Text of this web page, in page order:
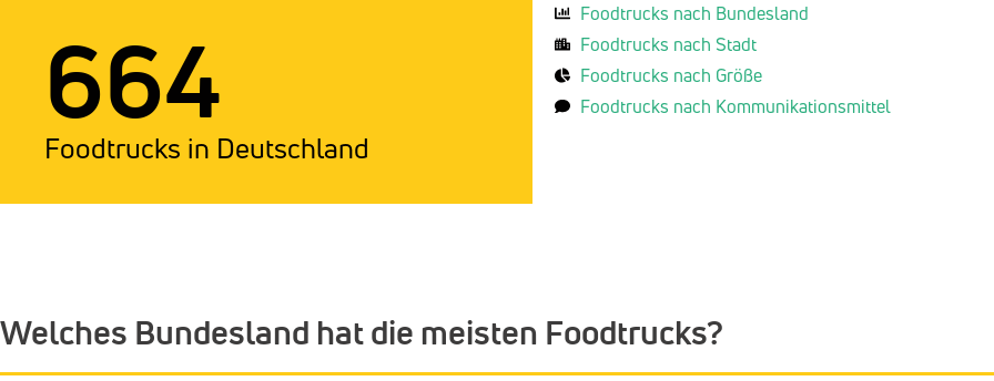
664
Foodtrucks in Deutschland
Foodtrucks nach Bundesland
Foodtrucks nach Stadt
Foodtrucks nach Größe
Foodtrucks nach Kommunikationsmittel
Welches Bundesland hat die meisten Foodtrucks?